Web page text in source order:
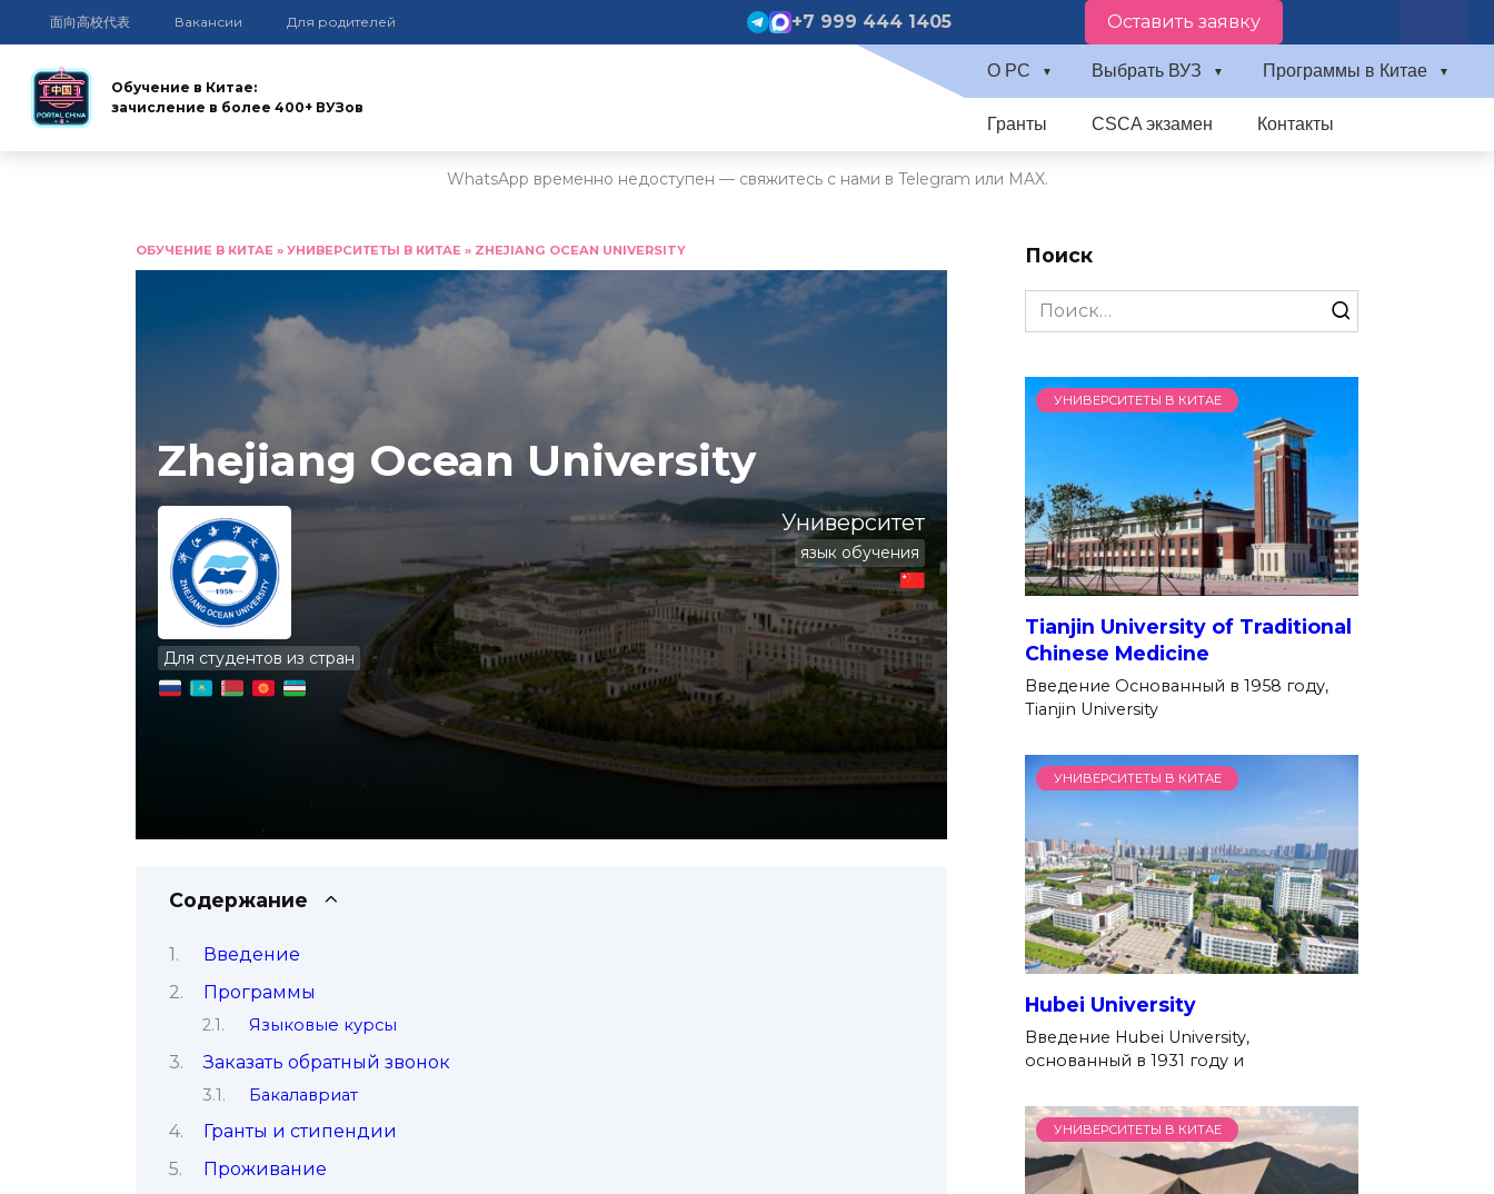
面向高校代表 Вакансии Для родителей +7 999 444 1405 Оставить заявку
Обучение в Китае:
зачисление в более 400+ ВУЗов
О PC Выбрать ВУЗ Программы в Китае
Гранты CSCA экзамен Контакты
WhatsApp временно недоступен — свяжитесь с нами в Telegram или MAX.
ОБУЧЕНИЕ В КИТАЕ » УНИВЕРСИТЕТЫ В КИТАЕ » ZHEJIANG OCEAN UNIVERSITY
Zhejiang Ocean University
Для студентов из стран
Университет
язык обучения
Содержание
Введение
Программы
Языковые курсы
Заказать обратный звонок
Бакалавриат
Гранты и стипендии
Проживание
Поиск
Search
for:
УНИВЕРСИТЕТЫ В КИТАЕ
Tianjin University of Traditional
Chinese Medicine
Введение Основанный в 1958 году,
Tianjin University
УНИВЕРСИТЕТЫ В КИТАЕ
Hubei University
Введение Hubei University,
основанный в 1931 году и
УНИВЕРСИТЕТЫ В КИТАЕ